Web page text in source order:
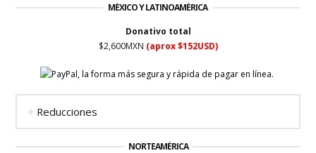
MÉXICO Y LATINOAMÉRICA
Donativo total
$2,600MXN (aprox $152USD)
Reducciones
NORTEAMÉRICA